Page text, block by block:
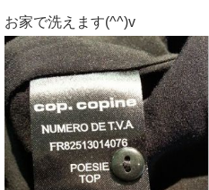
お家で洗えます(^^)v